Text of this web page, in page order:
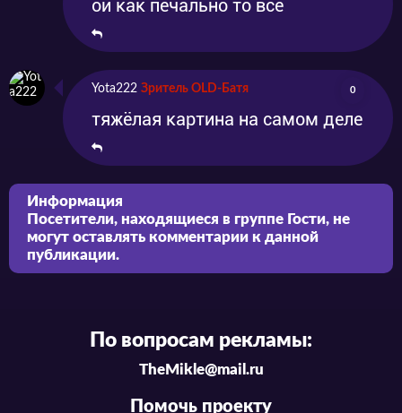
ой как печально то все
Yota222 Зритель OLD-Батя 0
тяжёлая картина на самом деле
Информация
Посетители, находящиеся в группе Гости, не
могут оставлять комментарии к данной
публикации.
По вопросам рекламы:
TheMikle@mail.ru
Помочь проекту